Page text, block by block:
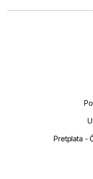
Pretplata -